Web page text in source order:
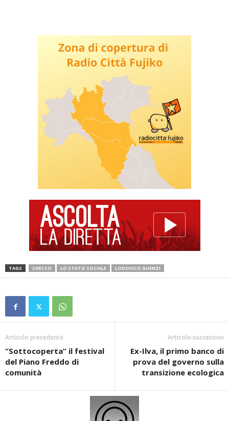
TAGS CHECCO LO STATO SOCIALE LODOVICO GUENZI
Articolo precedente
“Sottocoperta” il festival
del Piano Freddo di
comunità
Articolo successivo
Ex-Ilva, il primo banco di
prova del governo sulla
transizione ecologica